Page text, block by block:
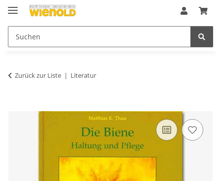
Zurück zur Liste Literatur